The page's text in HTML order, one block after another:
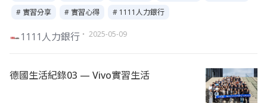
# 實習分享
# 實習心得 # 1111人力銀行
1111人力銀行 ・ 2025-05-09
德國生活紀錄03 — Vivo實習生活